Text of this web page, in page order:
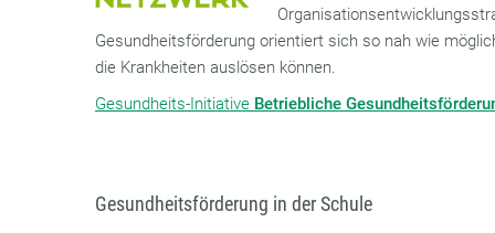
Gesundheitsförderung orientiert sich so nah wie
die Krankheiten auslösen können.
Gesundheits-Initiative Betriebliche
Gesundheitsförderung in der Schule